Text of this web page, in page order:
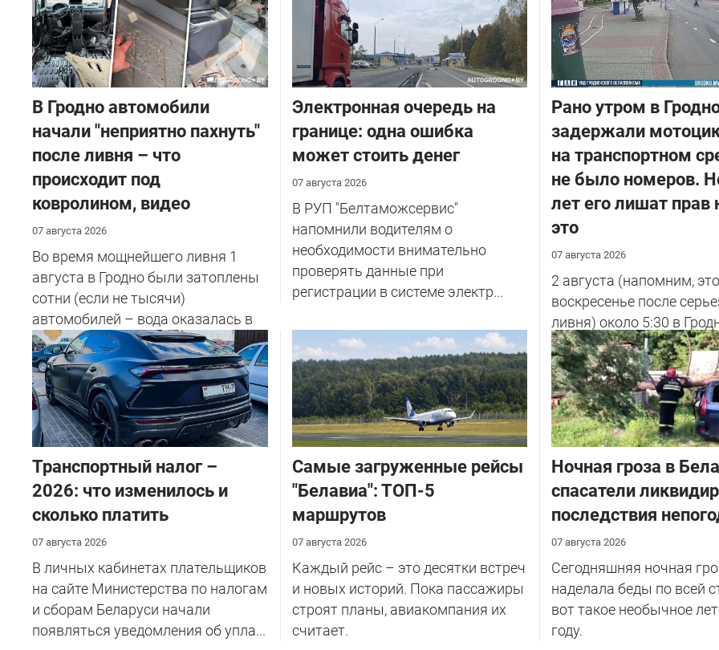
В Гродно автомобили
начали "неприятно пахнуть"
после ливня – что
происходит под
ковролином, видео
07 августа 2026
Во время мощнейшего ливня 1
августа в Гродно были затоплены
сотни (если не тысячи)
автомобилей – вода оказалась в
салоне...
Электронная очередь на
границе: одна ошибка
может стоить денег
07 августа 2026
В РУП "Белтаможсервис"
напомнили водителям о
необходимости внимательно
проверять данные при
регистрации в системе электр...
Рано утром в
задержали
на транспортном
не было номеров.
лет его лишат прав
это
07 августа 2026
2 августа (напомним,
воскресенье после
ливня) около 5:30 в
улице Советских
у...
Транспортный налог –
2026: что изменилось и
сколько платить
07 августа 2026
В личных кабинетах плательщиков
на сайте Министерства по налогам
и сборам Беларуси начали
появляться уведомления об упла...
Самые загруженные рейсы
"Белавиа": ТОП-5
маршрутов
07 августа 2026
Каждый рейс – это десятки встреч
и новых историй. Пока пассажиры
строят планы, авиакомпания их
считает.
Ночная гроза в
спасатели
последствия
07 августа 2026
Сегодняшняя ночная
наделала беды по всей
вот такое необычное
году.